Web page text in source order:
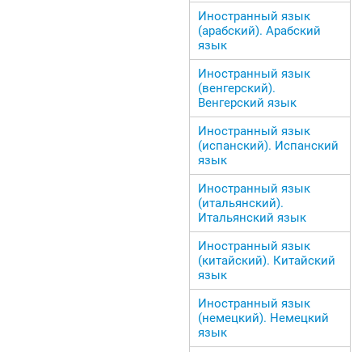
Иностранный язык
(арабский). Арабский
язык
Иностранный язык
(венгерский).
Венгерский язык
Иностранный язык
(испанский). Испанский
язык
Иностранный язык
(итальянский).
Итальянский язык
Иностранный язык
(китайский). Китайский
язык
Иностранный язык
(немецкий). Немецкий
язык